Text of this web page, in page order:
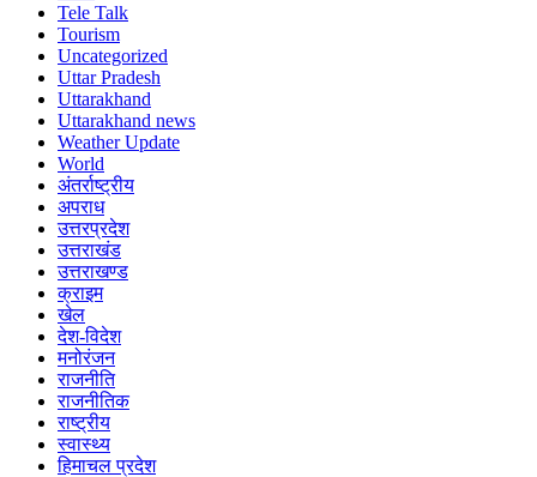
Tele Talk
Tourism
Uncategorized
Uttar Pradesh
Uttarakhand
Uttarakhand news
Weather Update
World
अंतर्राष्ट्रीय
अपराध
उत्तरप्रदेश
उत्तराखंड
उत्तराखण्ड
क्राइम
खेल
देश-विदेश
मनोरंजन
राजनीति
राजनीतिक
राष्ट्रीय
स्वास्थ्य
हिमाचल प्रदेश